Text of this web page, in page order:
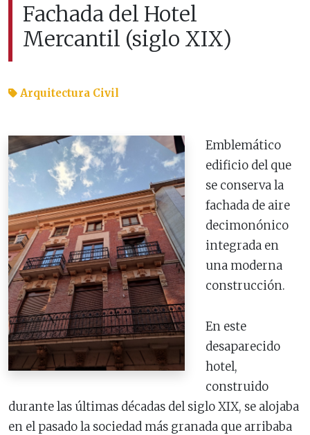
Fachada del Hotel
Mercantil (siglo XIX)
Arquitectura Civil
Emblemático
edificio del que
se conserva la
fachada de aire
decimonónico
integrada en
una moderna
construcción.
En este
desaparecido
hotel,
construido
durante las últimas décadas del siglo XIX, se alojaba
en el pasado la sociedad más granada que arribaba